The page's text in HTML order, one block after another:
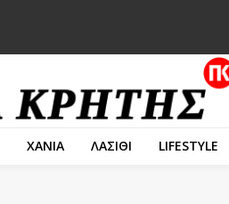
ΧΑΝΙΑ ΛΑΣΙΘΙ LIFESTYLE